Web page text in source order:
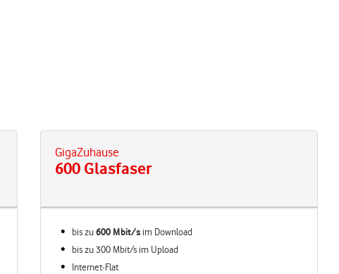
GigaZuhause
600 Glasfaser
bis zu600 Mbit/sim Download
bis zu 300 Mbit/s im Upload
Internet-Flat